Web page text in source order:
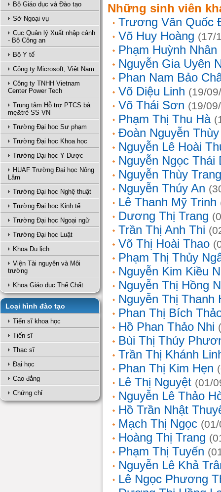
Bộ Giáo dục và Đào tạo
Sở Ngoại vụ
Cục Quản lý Xuất nhập cảnh
- Bộ Công an
Bộ Y tế
Công ty Microsoft, Việt Nam
Công ty TNHH Vietnam
Center Power Tech
Trung tâm Hỗ trợ PTCS bà
mẹ&trẻ SS VN
Trường Đại học Sư phạm
Trường Đại học Khoa học
Trường Đại học Y Dược
HUAF Trường Đại học Nông
Lâm
Trường Đại học Nghệ thuật
Trường Đại học Kinh tế
Trường Đại học Ngoại ngữ
Trường Đại học Luật
Khoa Du lịch
Viện Tài nguyên và Môi
trường
Khoa Giáo dục Thể Chất
Loại hình đào tạo
Tiến sĩ khoa học
Tiến sĩ
Thạc sĩ
Đại học
Cao đẳng
Chứng chỉ
Những sinh viên
Trương Văn Quốc
Võ Huy Hoàng (17/
Phạm Huỳnh Nhân
Nguyễn Gia Uyên
Phan Nam Bảo
Võ Diệu Linh (19/
Võ Thái Sơn (19/
Phạm Thị Thu Hà
Đoàn Nguyễn
Nguyễn Lê Hoài
Nguyễn Ngọc Thái
Nguyễn Thùy Trang
Nguyễn Thúy An
Lê Thanh Mỹ Trinh
Dương Thị Trang
Trần Thị Anh Thi
Võ Thị Hoài Thao
Phạm Thị Thủy
Nguyễn Kim Kiều
Nguyễn Thị Hồng
Nguyễn Thị Thanh
Phan Thị Bích
Hồ Phan Thảo Nhi
Bùi Thị Thúy
Trần Thị Khánh
Phan Thị Kim Hẹn
Lê Thị Nguyệt (01/
Nguyễn Lê Thảo
Hồ Trần Nhật
Mạch Thị Ngọc
Hoàng Thị Trang
Phạm Thị Tuyến
Nguyễn Lê Khả
Lê Ngọc Phương